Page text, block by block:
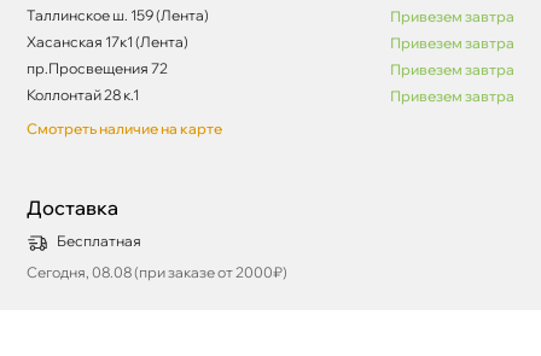
Таллинское ш. 159 (Лента)
Привезем завтра
Хасанская 17к1 (Лента)
Привезем завтра
пр.Просвещения 72
Привезем завтра
Коллонтай 28 к.1
Привезем завтра
Смотреть наличие на карте
Доставка
Бесплатная
Сегодня, 08.08 (при заказе от 2000₽)